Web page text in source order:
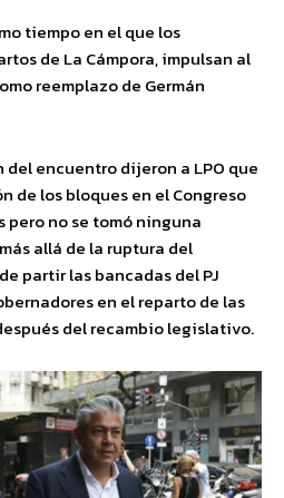
tiempo en el que los
de La Cámpora, impulsan al
reemplazo de Germán
encuentro dijeron a LPO que
de los bloques en el Congreso
no se tomó ninguna
allá de la ruptura del
partir las bancadas del PJ
en el reparto de las
del recambio legislativo.